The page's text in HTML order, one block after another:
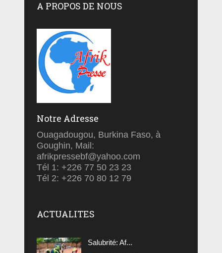
A PROPOS DE NOUS
Notre Adresse
Ouagadougou, Burkina Faso, à
Goughin, Mail:
afrikpressebf@yahoo.com
Tél 1: +226 77 50 23 23
Tél 2: +226 70 80 12 79
ACTUALITES
Salubrité: Af...